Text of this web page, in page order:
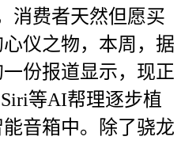
消费者天然但愿买
仪之物，本周，据
份报道显示，现正
Siri等AI帮理逐步植
音箱中。除了骁龙